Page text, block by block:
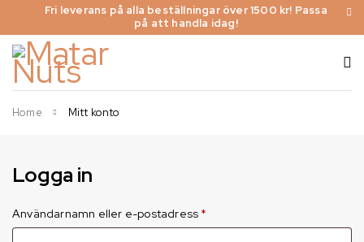
Fri leverans på alla beställningar över 1500 kr! Passa
på att handla idag!
Home Mitt konto
Logga in
Användarnamn eller e-postadress *